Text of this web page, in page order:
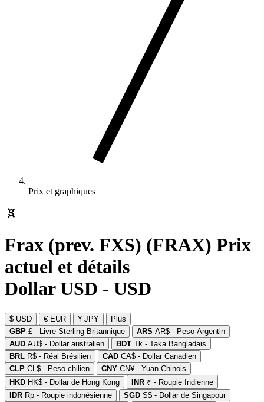
Prix et graphiques
Frax (prev. FXS) (FRAX) Prix
actuel et détails
Dollar USD - USD
$ USD € EUR ¥ JPY
Plus
GBP £ - Livre Sterling Britannique ARS AR$ - Peso Argentin
AUD AU$ - Dollar australien BDT Tk - Taka Bangladais
BRL R$ - Réal Brésilien CAD CA$ - Dollar Canadien
CLP CL$ - Peso chilien CNY CN¥ - Yuan Chinois
HKD HK$ - Dollar de Hong Kong INR ₹ - Roupie Indienne
IDR Rp - Roupie indonésienne SGD S$ - Dollar de Singapour